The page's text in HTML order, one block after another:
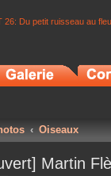
26: Du petit ruisseau au
Oiseaux
Martin